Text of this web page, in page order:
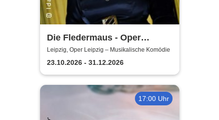
Die Fledermaus - Oper
Leipzig
Leipzig, Oper Leipzig – Musikalische Komödie
23.10.2026 - 31.12.2026
17:00 Uhr